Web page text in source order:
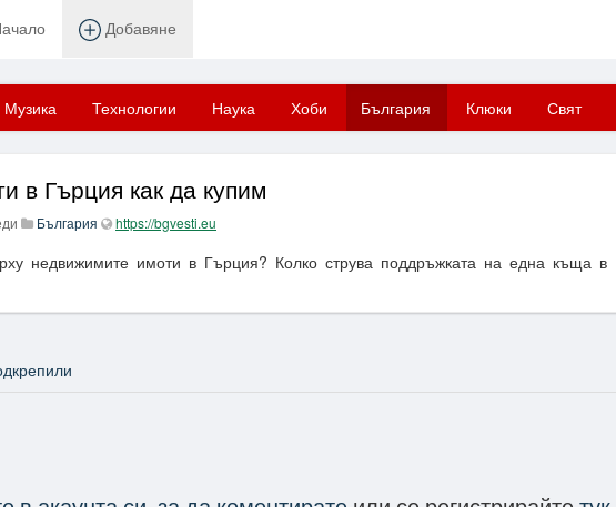
Добавяне
Музика Технологии Наука Хоби България Клюки Свят
в Гърция как да купим
България https://bgvesti.eu
недвижимите имоти в Гърция? Колко струва поддръжката на една къща в